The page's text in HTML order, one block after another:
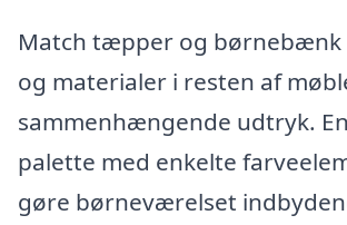
Match tæpper og børnebænk
og materialer i resten af
sammenhængende udtryk.
palette med enkelte
gøre børneværelset